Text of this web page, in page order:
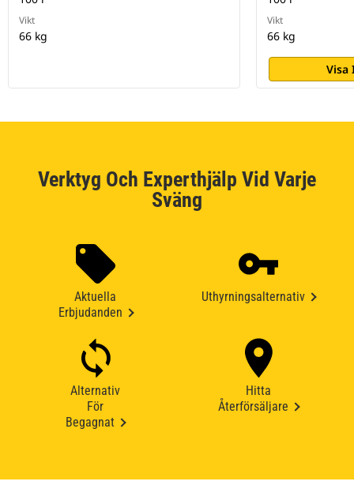
Vikt
66 kg
Vikt
66 kg
Visa
Verktyg Och Experthjälp Vid Varje
Sväng
Aktuella
Erbjudanden
Uthyrningsalternativ
Alternativ
För
Begagnat
Hitta
Återförsäljare